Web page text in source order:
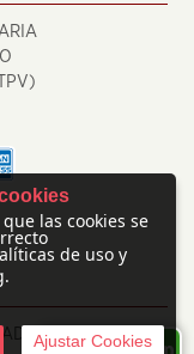
las cookies se
de uso y
Ajustar Cookies